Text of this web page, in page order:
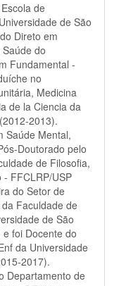
de
de São
Direto em
do
Fundamental -
no
Medicina
de la Ciencia da
2013).
Saúde Mental,
Doutorado pelo
de Filosofia,
FFCLRP/USP
do Setor de
Faculdade de
de São
foi Docente do
da Universidade
2017).
Departamento de